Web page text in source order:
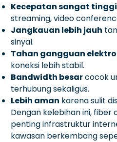
Kecepatan sangat tinggi
streaming, video
Jangkauan lebih jauh
sinyal.
Tahan gangguan
koneksi lebih stabil.
Bandwidth besarcocok
terhubung sekaligus.
Lebih aman karena sulit
Dengan kelebihan ini, fiber
penting infrastruktur
kawasan berkembang